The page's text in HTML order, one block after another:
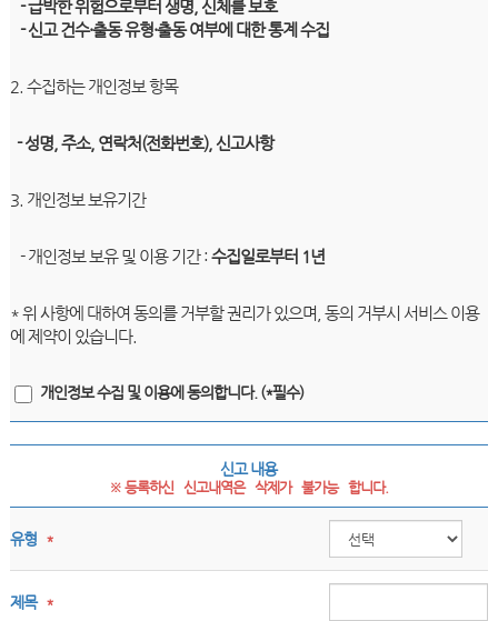
- 급박한 위험으로부터 생명, 신체를 보호
- 신고 건수·출동 유형·출동 여부에 대한 통계 수집
2. 수집하는 개인정보 항목
- 성명, 주소, 연락처(전화번호), 신고사항
3. 개인정보 보유기간
- 개인정보 보유 및 이용 기간 : 수집일로부터 1년
* 위 사항에 대하여 동의를 거부할 권리가 있으며, 동의 거부시 서비스 이용
에 제약이 있습니다.
개인정보 수집 및 이용에 동의합니다. (*필수)
신고 내용
※ 등록하신   신고내역은   삭제가   불가능   합니다.
유형 *
제목 *